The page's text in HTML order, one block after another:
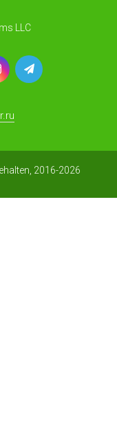
LLC
2016-2026